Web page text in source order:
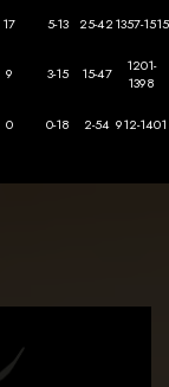
17 5-13 25-421357-1515
9 3-15 15-47
1201-
1398
0 0-18 2-54 912-1401